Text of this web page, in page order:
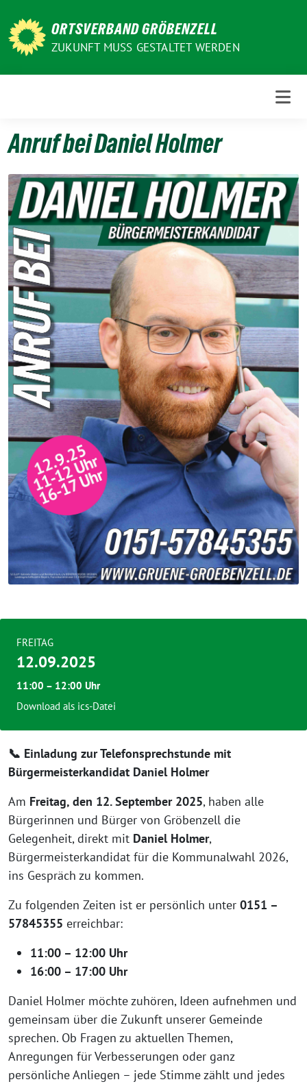
zum
Inhalt
ORTSVERBAND GRÖBENZELL
ZUKUNFT MUSS GESTALTET WERDEN
Anruf bei Daniel Holmer
📞 Einladung zur Telefonsprechstunde mit
Bürgermeisterkandidat Daniel Holmer
Am Freitag, den 12. September 2025, haben alle
Bürgerinnen und Bürger von Gröbenzell die
Gelegenheit, direkt mit Daniel Holmer,
Bürgermeisterkandidat für die Kommunalwahl 2026,
ins Gespräch zu kommen.
Zu folgenden Zeiten ist er persönlich unter 0151 –
57845355 erreichbar:
11:00 – 12:00 Uhr
16:00 – 17:00 Uhr
Daniel Holmer möchte zuhören, Ideen aufnehmen und
gemeinsam über die Zukunft unserer Gemeinde
sprechen. Ob Fragen zu aktuellen Themen,
Anregungen für Verbesserungen oder ganz
persönliche Anliegen – jede Stimme zählt und jedes
FREITAG
12.09.2025
11:00 – 12:00 Uhr
Download als ics-Datei